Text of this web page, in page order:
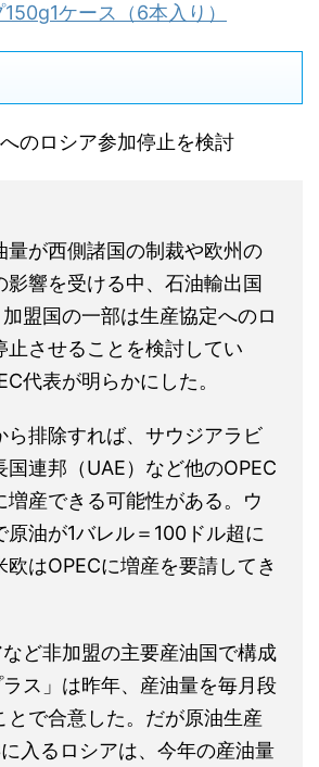
ケース（6本入り）
のロシア参加停止を検討
が西側諸国の制裁や欧州の
影響を受ける中、石油輸出国
盟国の一部は生産協定へのロ
止させることを検討してい
代表が明らかにした。
ら排除すれば、サウジアラビ
国連邦（UAE）など他のOPEC
増産できる可能性がある。ウ
原油が1バレル＝100ドル超に
はOPECに増産を要請してき
ど非加盟の主要産油国で構成
ス」は昨年、産油量を毎月段
とで合意した。だが原油生産
入るロシアは、今年の産油量